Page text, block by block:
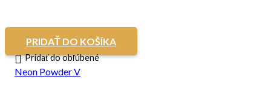
PRIDAŤ DO KOŠÍKA
Pridať do obľúbené
Neon Powder V